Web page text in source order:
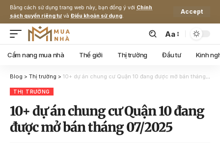
Bằng cách sử dụng trang web này, bạn đồng ý với Chính
sách quyền riêng tư và Điều khoản sử dụng.
Accept
Aa
Cẩm nang mua nhà Thế giới Thị trường Đầu tư Kinh
Blog > Thị trường > 10+ dự án chung cư Quận 10 đang được mở bán tháng 07/2025
THỊ TRƯỜNG
10+ dự án chung cư Quận 10 đang
được mở bán tháng 07/2025